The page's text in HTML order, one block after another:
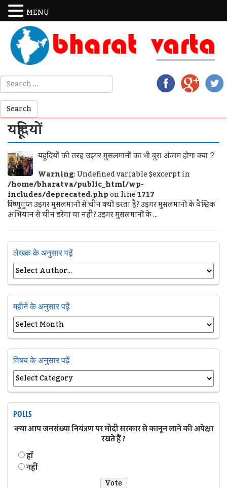
यहूदियों
यहूदियों की तरह उइगर मुसलमानों का भी बुरा अंजाम होगा क्या ?
Warning: Undefined variable $excerpt in
/home/bharatva/public_html/wp-
includes/deprecated.phpon line1717
विष्णुगुप्त उइगर मुसलमानों से चीन क्यों डरता है? उइगर मुसलमानों के वैश्विक
अभियान से चीन डरेगा या नहीं? उइगर मुसलमानों के ...
लेखक के अनुसार पढ़ें
महीने के अनुसार पढ़ें
विषय के अनुसार पढ़ें
POLLS
क्या आप जनसंख्या नियंत्रण पर मोदी सरकार से कानून लाने की अपेक्षा
रखते हैं ?
हॉं
नहीं
MENU